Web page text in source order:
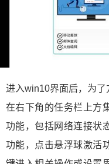
进入win10界面后，为了
在右下角的任务栏上方
功能，包括网络连接状
功能，点击悬浮球激活